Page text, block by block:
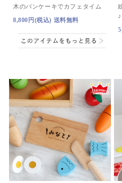
木のパンケーキでカフェタイム
8,800円(税込) 送料無料
♪